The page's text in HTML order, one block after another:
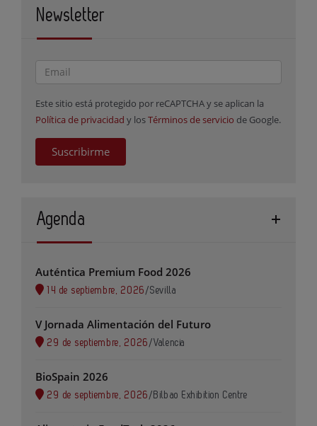
Newsletter
Este sitio está protegido por reCAPTCHA y se aplican la
Política de privacidad y losTérminos de servicio de Google.
Suscribirme
Agenda
Auténtica Premium Food 2026
14 de septiembre, 2026 /Sevilla
V Jornada Alimentación del Futuro
29 de septiembre, 2026 /Valencia
BioSpain 2026
29 de septiembre, 2026 / Bilbao Exhibition Centre